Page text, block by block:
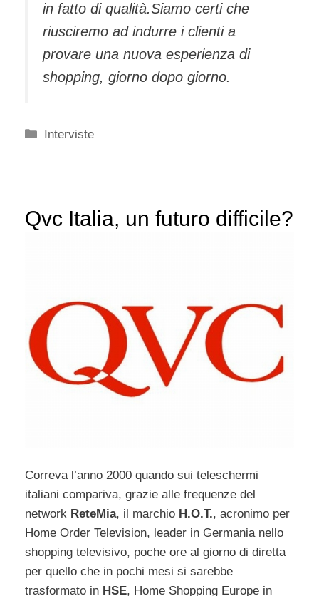
in fatto di qualità.Siamo certi che
riusciremo ad indurre i clienti a
provare una nuova esperienza di
shopping, giorno dopo giorno.
Categorie
Interviste
Qvc Italia, un futuro difficile?
Correva l’anno 2000 quando sui teleschermi
italiani compariva, grazie alle frequenze del
network ReteMia, il marchio H.O.T., acronimo per
Home Order Television, leader in Germania nello
shopping televisivo, poche ore al giorno di diretta
per quello che in pochi mesi si sarebbe
trasformato in HSE, Home Shopping Europe in